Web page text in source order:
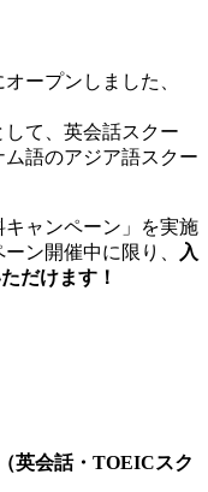
ープンしました、
て、英会話スクー
語のアジア語スクー
ャンペーン」を実施
ン開催中に限り、
入
だけます！
英会話・TOEICスク